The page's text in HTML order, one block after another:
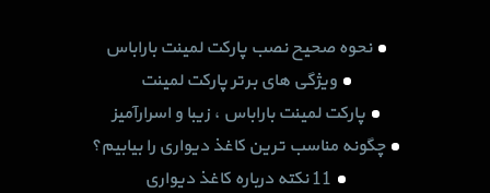
نحوه صحیح نصب پارکت لمینت باراباس
ویژگی های برتر پارکت لمینت
پارکت لمینت باراباس ، زیبا و اسرارآمیز
چگونه مناسب ترین کاغذ دیواری را بیابیم؟
11 نکته درباره کاغذ دیواری